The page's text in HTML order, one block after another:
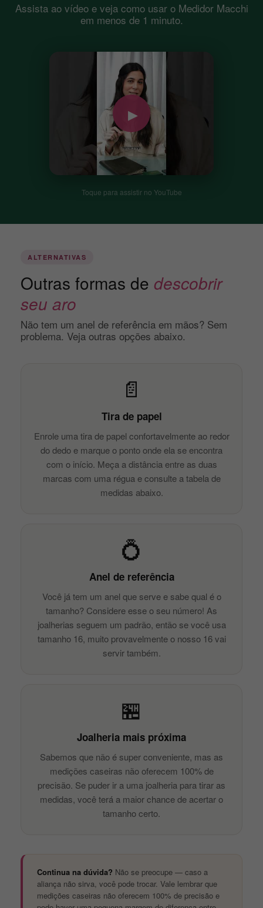
Assista ao vídeo e veja como usar o Medidor Macchi
em menos de 1 minuto.
Toque para assistir no YouTube
ALTERNATIVAS
Outras formas de descobrir
seu aro
Não tem um anel de referência em mãos? Sem
problema. Veja outras opções abaixo.
📄
Tira de papel
Enrole uma tira de papel confortavelmente ao redor
do dedo e marque o ponto onde ela se encontra
com o início. Meça a distância entre as duas
marcas com uma régua e consulte a tabela de
medidas abaixo.
💍
Anel de referência
Você já tem um anel que serve e sabe qual é o
tamanho? Considere esse o seu número! As
joalherias seguem um padrão, então se você usa
tamanho 16, muito provavelmente o nosso 16 vai
servir também.
🏪
Joalheria mais próxima
Sabemos que não é super conveniente, mas as
medições caseiras não oferecem 100% de
precisão. Se puder ir a uma joalheria para tirar as
medidas, você terá a maior chance de acertar o
tamanho certo.
Continua na dúvida? Não se preocupe — caso a
aliança não sirva, você pode trocar. Vale lembrar que
medições caseiras não oferecem 100% de precisão e